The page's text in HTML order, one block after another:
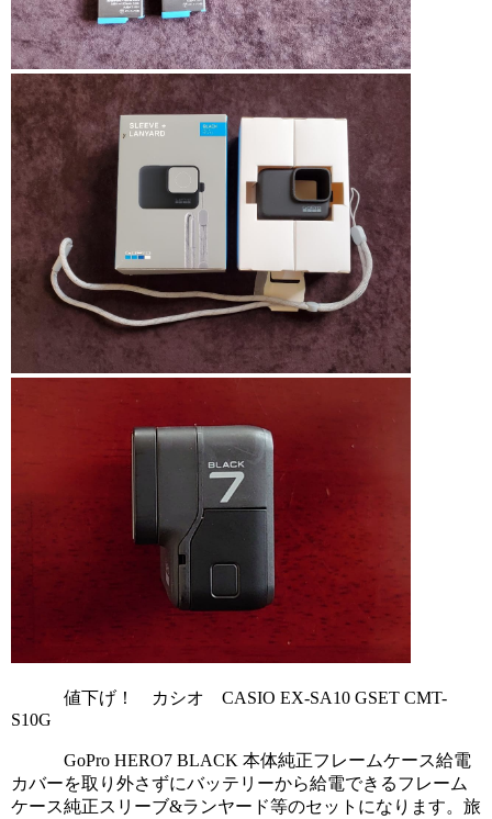
S10G
カバーを取り外さずにバッテリーから給電できるフレーム
ケース純正スリーブ&ランヤード等のセットになります。旅